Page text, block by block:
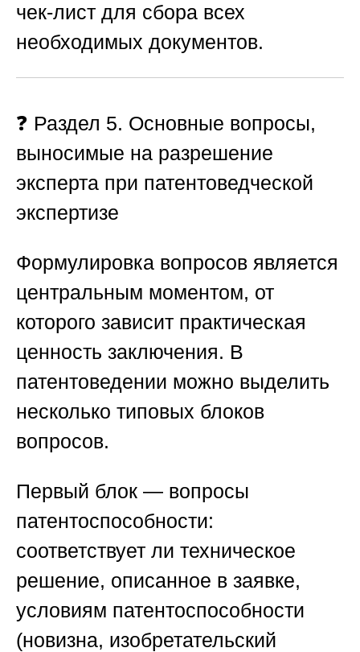
чек-лист для сбора всех
необходимых документов.
❓ Раздел 5. Основные вопросы,
выносимые на разрешение
эксперта при патентоведческой
экспертизе
Формулировка вопросов является
центральным моментом, от
которого зависит практическая
ценность заключения. В
патентоведении можно выделить
несколько типовых блоков
вопросов.
Первый блок — вопросы
патентоспособности:
соответствует ли техническое
решение, описанное в заявке,
условиям патентоспособности
(новизна, изобретательский